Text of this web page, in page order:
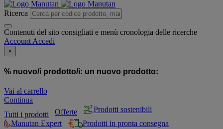
Ricerca
Contenuti del sito consigliati e menù cronologia delle ricerche
Account Accedi
×
% nuovo/i prodotto/i: un nuovo prodotto:
Vai al carrello
Continua
Tutti i prodotti
Offerte
Prodotti sostenibili
Manutan Expert
Prodotti in pronta consegna